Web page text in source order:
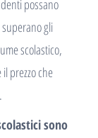
possano
gli
scolastico,
prezzo che
sono